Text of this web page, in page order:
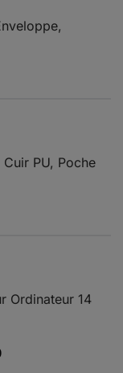
PU, Poche
Ordinateur 14
Le